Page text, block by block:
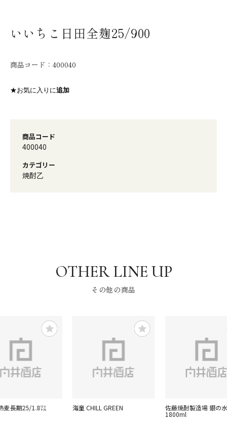
いいちこ日田全麹25/900
商品コード： 400040
★お気に入りに追加
商品コード
400040
カテゴリー
焼酎乙
その他の商品
麦長期25/1.8㍑ 海童 CHILL GREEN 佐藤焼酎製造場 銀の
1800ml